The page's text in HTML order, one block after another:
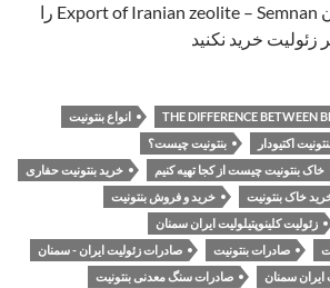
صادرات زئولیت سمنان Export of Iranian zeolite – Semnan را
زئولیت خرید نکنید
THE DIFFERENCE BETWEEN
انواع بنتونیت
اکتیودار
بنتونیت چیست؟
خاک بنتونیت چیست از کجا تهیه کنیم
خرید بنتونیت حفاری
خاک بنتونیت
خرید و فروش بنتونیت
زئولیت کلینوپتیلولیت ایران سمنان
صادرات بنتونیت
صادرات زئولیت ایران - سمنان
ایران سمنان
صادرات سنگ معدنی بنتونیت